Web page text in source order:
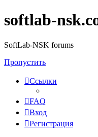
softlab-
SoftLab-NSK forums
Пропустить
Ссылки
FAQ
Вход
Регистрация